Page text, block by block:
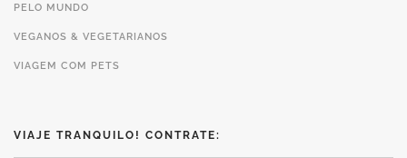
PELO MUNDO
VEGANOS & VEGETARIANOS
VIAGEM COM PETS
VIAJE TRANQUILO! CONTRATE: